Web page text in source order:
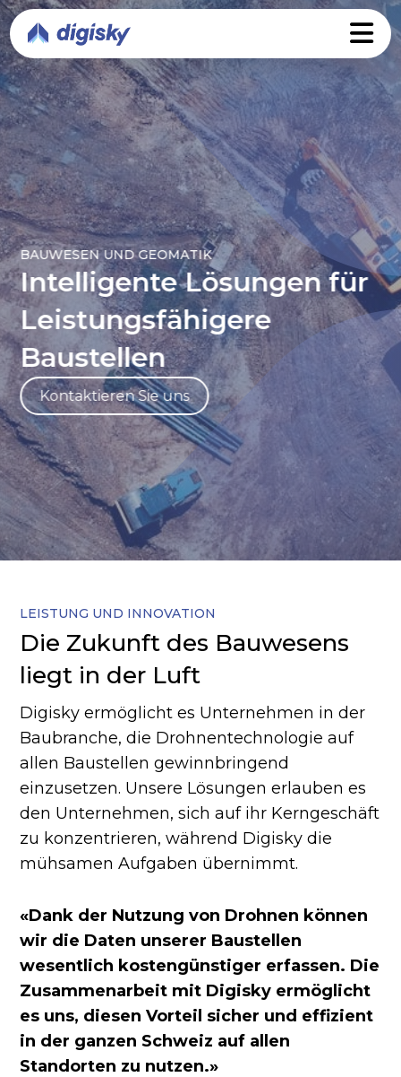
BAUWESEN UND GEOMATIK
Intelligente Lösungen für
Leistungsfähigere
Baustellen
Kontaktieren Sie uns
LEISTUNG UND INNOVATION
Die Zukunft des Bauwesens
liegt in der Luft
Digisky ermöglicht es Unternehmen in der
Baubranche, die Drohnentechnologie auf
allen Baustellen gewinnbringend
einzusetzen. Unsere Lösungen erlauben es
den Unternehmen, sich auf ihr Kerngeschäft
zu konzentrieren, während Digisky die
mühsamen Aufgaben übernimmt.
«Dank der Nutzung von Drohnen können
wir die Daten unserer Baustellen
wesentlich kostengünstiger erfassen. Die
Zusammenarbeit mit Digisky ermöglicht
es uns, diesen Vorteil sicher und effizient
in der ganzen Schweiz auf allen
Standorten zu nutzen.»